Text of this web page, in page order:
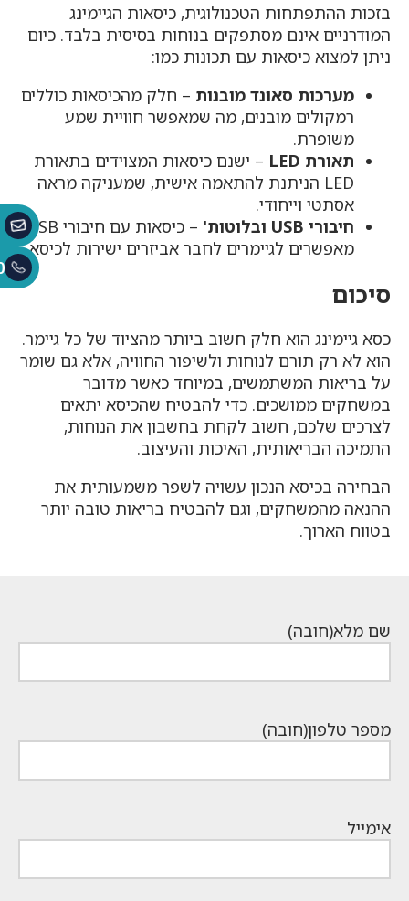
בזכות ההתפתחות הטכנולוגית, כיסאות הגיימינג
המודרניים אינם מסתפקים בנוחות בסיסית בלבד. כיום
ניתן למצוא כיסאות עם תכונות כמו:
מערכות סאונד מובנות – חלק מהכיסאות כוללים
רמקולים מובנים, מה שמאפשר חוויית שמע
משופרת.
תאורת LED
– ישנם כיסאות המצוידים בתאורת
LED הניתנת להתאמה אישית, שמעניקה מראה
אסתטי וייחודי.
חיבורי USB ובלוטות'
– כיסאות עם חיבורי USB
מאפשרים לגיימרים לחבר אביזרים ישירות לכיסא.
סיכום
כסא גיימינג הוא חלק חשוב ביותר מהציוד של כל גיימר.
הוא לא רק תורם לנוחות ולשיפור החוויה, אלא גם שומר
על בריאות המשתמשים, במיוחד כאשר מדובר
במשחקים ממושכים. כדי להבטיח שהכיסא יתאים
לצרכים שלכם, חשוב לקחת בחשבון את הנוחות,
התמיכה הבריאותית, האיכות והעיצוב.
הבחירה בכיסא הנכון עשויה לשפר משמעותית את
ההנאה מהמשחקים, וגם להבטיח בריאות טובה יותר
בטווח הארוך.
שם מלא(חובה)
מספר טלפון(חובה)
אימייל